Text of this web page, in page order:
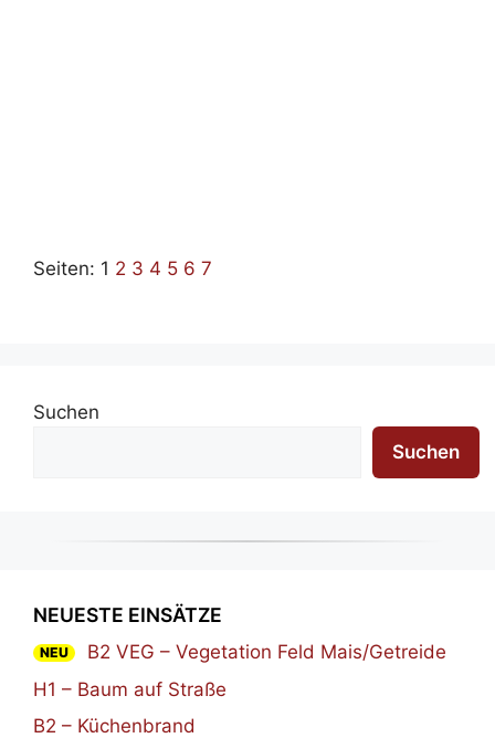
Seiten: 1 2 3 4 5 6 7
Suchen
Suchen
NEUESTE EINSÄTZE
NEU
B2 VEG – Vegetation Feld Mais/Getreide
H1 – Baum auf Straße
B2 – Küchenbrand